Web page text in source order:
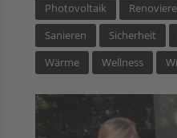
Photovoltaik
Sanieren
Sicherheit
Wärme
Wellness